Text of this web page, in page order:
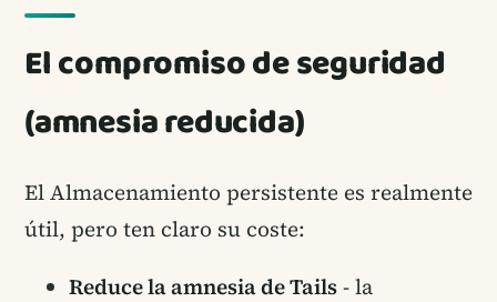
El compromiso de seguridad
(amnesia reducida)
El Almacenamiento persistente es realmente
útil, pero ten claro su coste:
Reduce la amnesia de Tails- la